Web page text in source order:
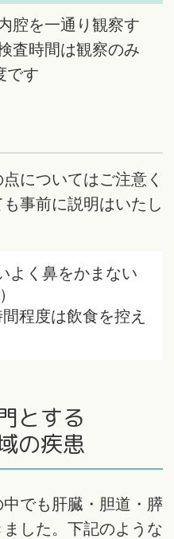
腔を一通り観察す
査時間は観察のみ
です
についてはご注意く
事前に説明はいたし
よく鼻をかまない
程度は飲食を控え
とする
の疾患
でも肝臓・胆道・膵
した。下記のような